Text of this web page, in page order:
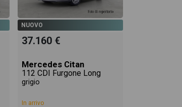
NUOVO
37.160 €
Mercedes Citan
112 CDI Furgone Long
grigio
In arrivo